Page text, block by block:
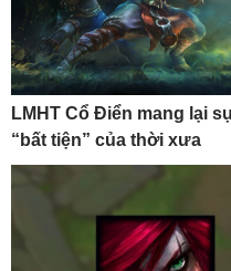
LMHT Cổ Điển mang lại
“bất tiện” của thời xưa